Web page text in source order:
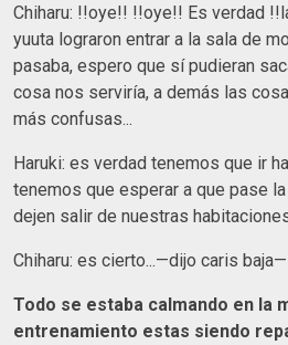
Chiharu: !!oye!! !!oye!! Es verdad
yuuta lograron entrar a la sala de
pasaba, espero que sí pudieran
cosa nos serviría, a demás las
más confusas...
Haruki: es verdad tenemos que ir
tenemos que esperar a que pase
dejen salir de nuestras
Chiharu: es cierto...—dijo caris baja—
Todo se estaba calmando en la
entrenamiento estas siendo